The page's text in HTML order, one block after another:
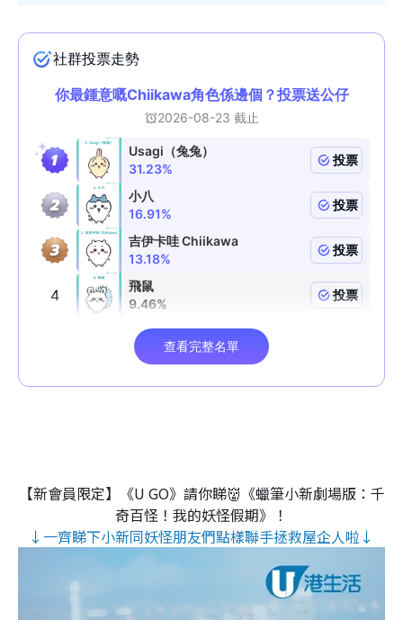
【新會員限定】《U GO》請你睇👹《蠟筆小新劇場版：千
奇百怪！我的妖怪假期》！
↓一齊睇下小新同妖怪朋友們點樣聯手拯救屋企人啦↓